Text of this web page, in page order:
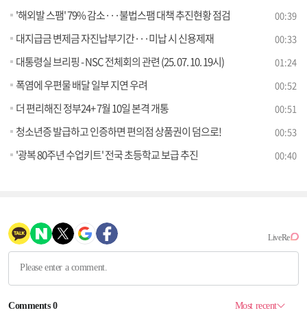
'해외발 스팸' 79% 감소···불법스팸 대책 추진현황 점검 00:39
대지급금 변제금 자진납부기간···미납 시 신용제재 00:33
대통령실 브리핑 - NSC 전체회의 관련 (25. 07. 10. 19시) 01:24
폭염에 우편물 배달 일부 지연 우려 00:52
더 편리해진 정부24+ 7월 10일 본격 개통 00:51
청소년증 발급하고 인증하면 편의점 상품권이 덤으로! 00:53
'광복 80주년 수업키트' 전국 초등학교 보급 추진 00:40